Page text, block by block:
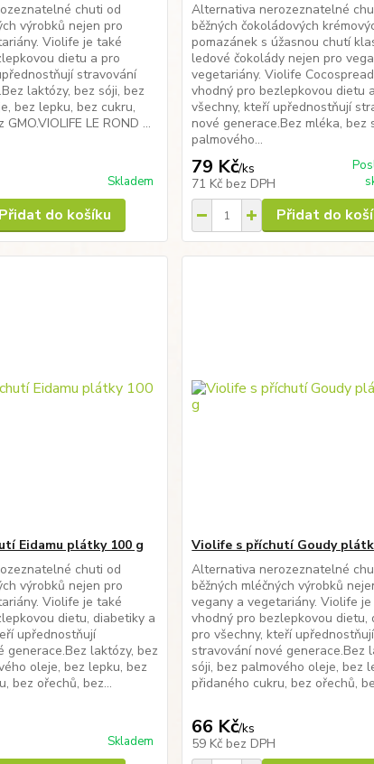
chuti od
výrobků nejen pro
Violife je také
dietu a pro
stravování
laktózy, bez sóji, bez
bez lepku, bez cukru,
LE ROND ...
Skladem
Přidat do košíku
Alternativa nerozeznatelné
běžných čokoládových
pomazánek s úžasnou chutí
ledové čokolády nejen pro
vegetariány. Violife
vhodný pro bezlepkovou dietu
všechny, kteří upřednostňují
nové generace.Bez mléka, bez
palmového...
79 Kč/ks
71 Kč bez DPH
Přidat do
Eidamu plátky 100 g
chuti od
výrobků nejen pro
Violife je také
dietu, diabetiky a
upřednostňují
generace.Bez laktózy, bez
oleje, bez lepku, bez
bez ořechů, bez...
Skladem
Violife s příchutí Goudy
Alternativa nerozeznatelné
běžných mléčných výrobků
vegany a vegetariány. Violife
vhodný pro bezlepkovou dietu,
pro všechny, kteří upřednostňují
stravování nové generace.Bez
sóji, bez palmového oleje, bez
přidaného cukru, bez ořechů,
66 Kč/ks
59 Kč bez DPH